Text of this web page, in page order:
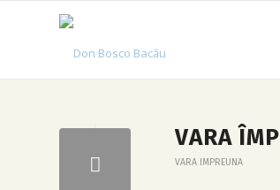
VARA
VARA IMPREUNA